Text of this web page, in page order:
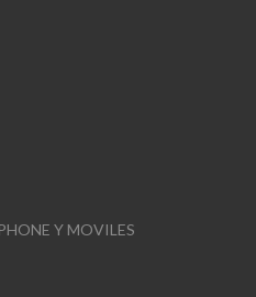
Y MOVILES